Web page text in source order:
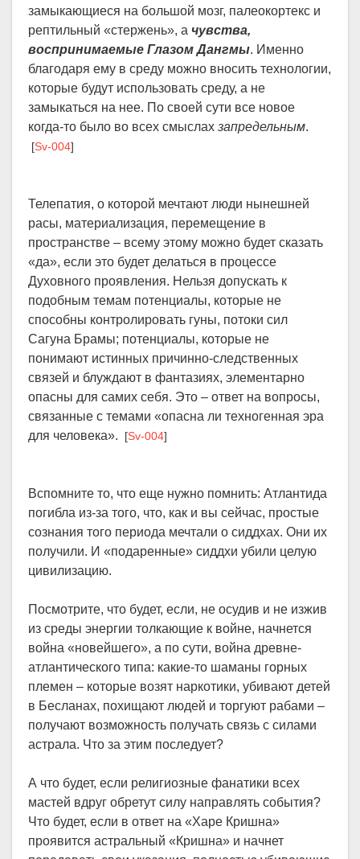
замыкающиеся на большой мозг, палеокортекс и
рептильный «стержень», а чувства,
воспринимаемые Глазом Дангмы. Именно
благодаря ему в среду можно вносить технологии,
которые будут использовать среду, а не
замыкаться на нее. По своей сути все новое
когда-то было во всех смыслах запредельным.
[Sv-004]
Телепатия, о которой мечтают люди нынешней
расы, материализация, перемещение в
пространстве – всему этому можно будет сказать
«да», если это будет делаться в процессе
Духовного проявления. Нельзя допускать к
подобным темам потенциалы, которые не
способны контролировать гуны, потоки сил
Сагуна Брамы; потенциалы, которые не
понимают истинных причинно-следственных
связей и блуждают в фантазиях, элементарно
опасны для самих себя. Это – ответ на вопросы,
связанные с темами «опасна ли техногенная эра
для человека». [Sv-004]
Вспомните то, что еще нужно помнить: Атлантида
погибла из-за того, что, как и вы сейчас, простые
сознания того периода мечтали о сиддхах. Они их
получили. И «подаренные» сиддхи убили целую
цивилизацию.
Посмотрите, что будет, если, не осудив и не изжив
из среды энергии толкающие к войне, начнется
война «новейшего», а по сути, война древне-
атлантического типа: какие-то шаманы горных
племен – которые возят наркотики, убивают детей
в Бесланах, похищают людей и торгуют рабами –
получают возможность получать связь с силами
астрала. Что за этим последует?
А что будет, если религиозные фанатики всех
мастей вдруг обретут силу направлять события?
Что будет, если в ответ на «Харе Кришна»
проявится астральный «Кришна» и начнет